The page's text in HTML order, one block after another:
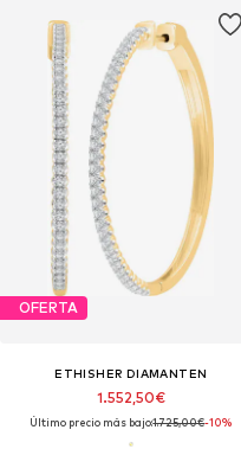
OFERTA
ETHISHER DIAMANTEN
1.552,50€
Último precio más bajo:1.725,00€-10%